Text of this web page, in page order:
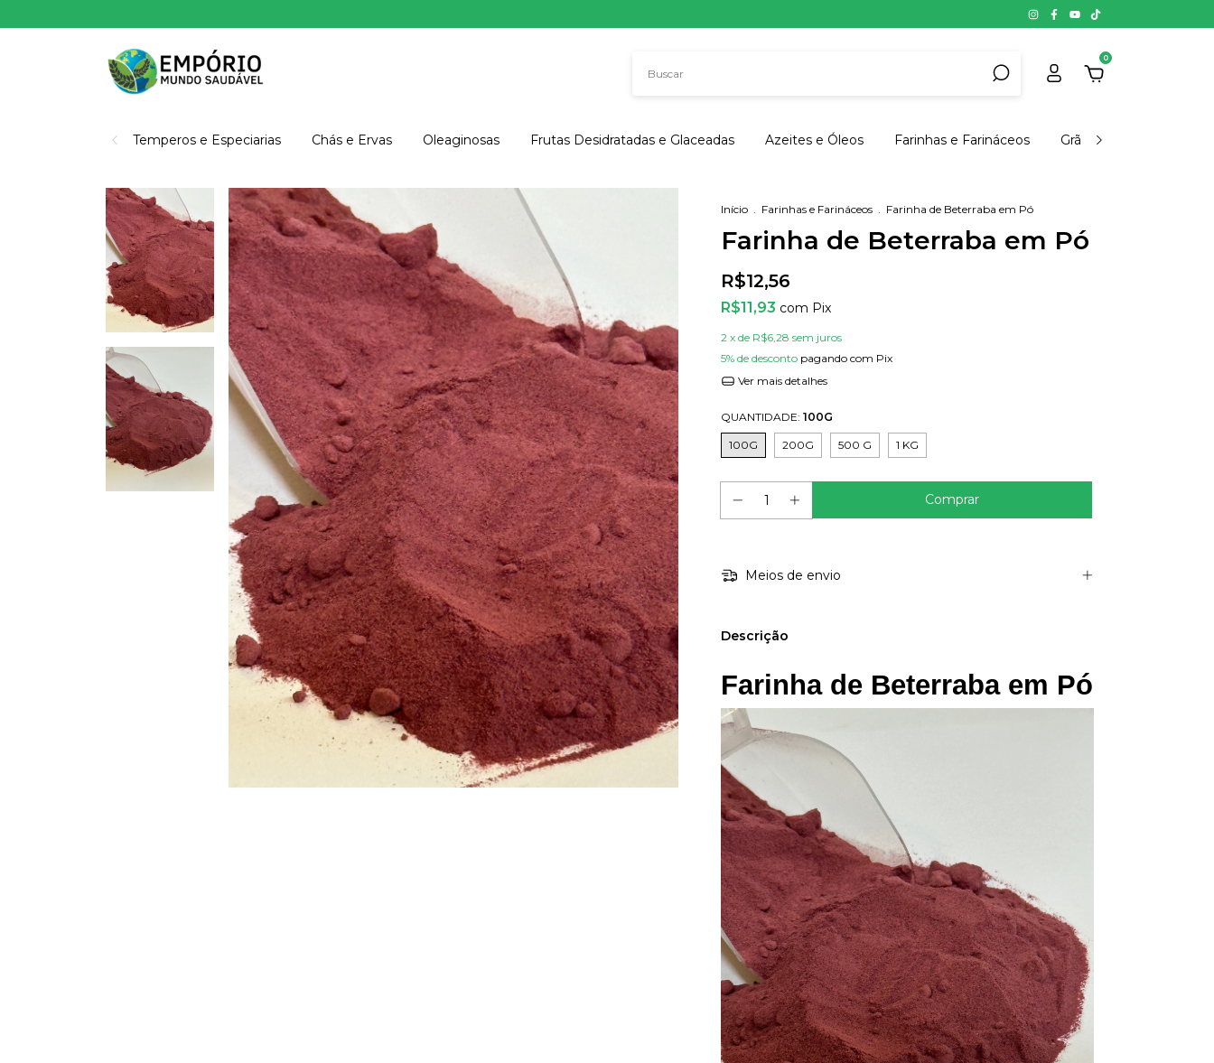
0
Temperos e Especiarias Chás e Ervas Oleaginosas Frutas Desidratadas e Glaceadas Azeites e Óleos Farinhas e Farináceos Grãos, Cereais e
Início . Farinhas e Farináceos . Farinha de Beterraba em Pó
Farinha de Beterraba em Pó
R$12,56
R$11,93 com Pix
2 x de R$6,28 sem juros
5% de desconto pagando com Pix
Ver mais detalhes
QUANTIDADE: 100G
100G 200G 500 G 1 KG
Meios de envio
Descrição
Farinha de Beterraba em Pó